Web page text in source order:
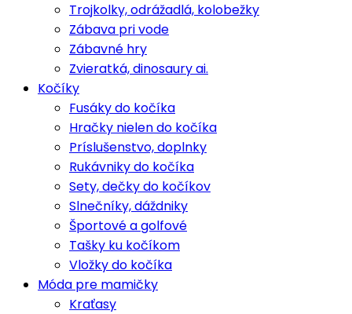
Trojkolky, odrážadlá, kolobežky
Zábava pri vode
Zábavné hry
Zvieratká, dinosaury ai.
Kočíky
Fusáky do kočíka
Hračky nielen do kočíka
Príslušenstvo, doplnky
Rukávniky do kočíka
Sety, dečky do kočíkov
Slnečníky, dáždniky
Športové a golfové
Tašky ku kočíkom
Vložky do kočíka
Móda pre mamičky
Kraťasy